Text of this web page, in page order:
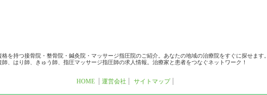
格を持つ接骨院・整骨院・鍼灸院・マッサージ指圧院のご紹介。あなたの地域の治療院をすぐに探せます。
師、はり師、きゅう師、指圧マッサージ指圧師の求人情報。治療家と患者をつなぐネットワーク！
HOME 運営会社 サイトマップ